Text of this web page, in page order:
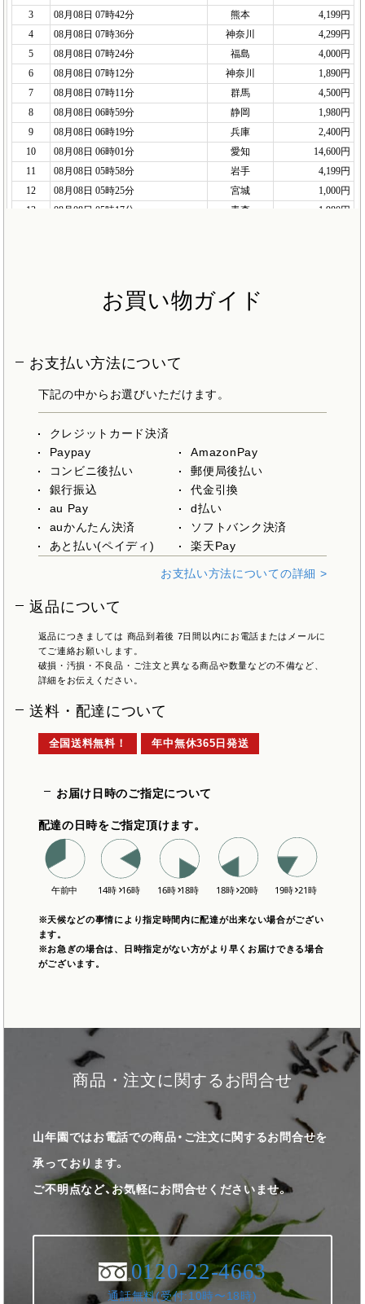
お買い物ガイド
お支払い方法について
下記の中からお選びいただけます。
クレジットカード決済
Paypay
AmazonPay
コンビニ後払い
郵便局後払い
銀行振込
代金引換
au Pay
d払い
auかんたん決済
ソフトバンク決済
あと払い(ペイディ)
楽天Pay
お支払い方法についての詳細 >
返品について
返品につきましては 商品到着後 7日間以内にお電話またはメールに
てご連絡お願いします。
破損・汚損・不良品・ご注文と異なる商品や数量などの不備など、
詳細をお伝えください。
送料・配達について
全国送料無料！ 年中無休365日発送
お届け日時のご指定について
配達の日時をご指定頂けます。
※天候などの事情により指定時間内に配達が出来ない場合がござい
ます。
※お急ぎの場合は、日時指定がない方がより早くお届けできる場合
がございます。
商品・注文に関するお問合せ
山年園ではお電話での商品・ご注文に関するお問合せを
承っております。
ご不明点など、お気軽にお問合せくださいませ。
0120-22-4663
通話無料(受付:10時〜18時)